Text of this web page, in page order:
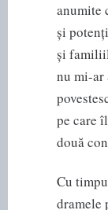
anumite
și
și
nu mi-ar
pe care
două
Cu
dramele